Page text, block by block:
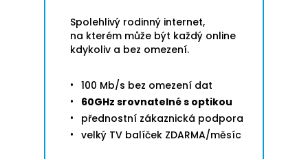
Spolehlivý rodinný internet,
na kterém může být každý online
kdykoliv a bez omezení.
100 Mb/s bez omezení dat
60GHz srovnatelné s optikou
přednostní zákaznická podpora
velký TV balíček ZDARMA/měsíc